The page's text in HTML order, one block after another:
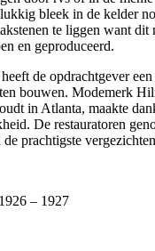
bleek in de kelder
te liggen want dit
en geproduceerd.
de opdrachtgever
bouwen. Modemerk
in Atlanta, maakte
De restauratoren
prachtigste
– 1927